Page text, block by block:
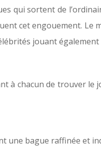
qui sortent de
cet engouement. Le
jouant également
à chacun de trouver le
une bague raffinée et